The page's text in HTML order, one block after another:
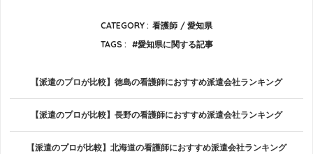
CATEGORY : 看護師
愛知県
TAGS :
愛知県に関する記事
【派遣のプロが比較】徳島の看護師におすすめ派遣会社ランキング
【派遣のプロが比較】長野の看護師におすすめ派遣会社ランキング
【派遣のプロが比較】北海道の看護師におすすめ派遣会社ランキング